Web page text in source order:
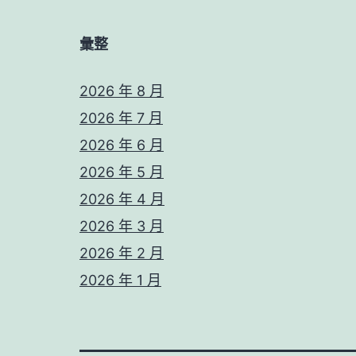
彙整
2026 年 8 月
2026 年 7 月
2026 年 6 月
2026 年 5 月
2026 年 4 月
2026 年 3 月
2026 年 2 月
2026 年 1 月